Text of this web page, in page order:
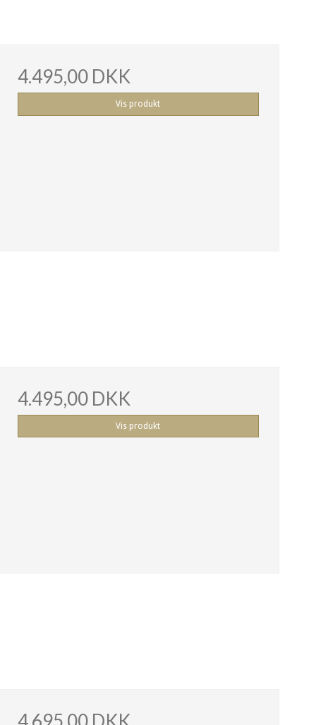
4.495,00 DKK
Vis produkt
4.495,00 DKK
Vis produkt